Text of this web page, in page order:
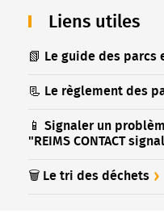
Liens utiles
📗 Le guide des
📃 Le règlement des
📱 Signaler un
"REIMS CONTACT
🗑️ Le tri des déchets